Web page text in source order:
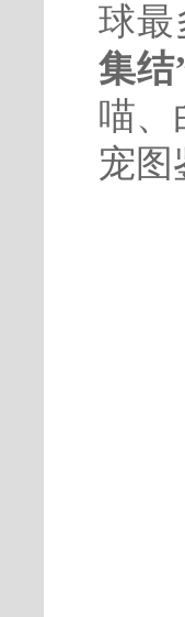
球最
集结
喵、
宠图